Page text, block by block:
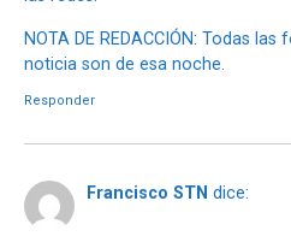
NOTA DE REDACCIÓN: Todas
noticia son de esa noche.
Responder
Francisco STN dice: